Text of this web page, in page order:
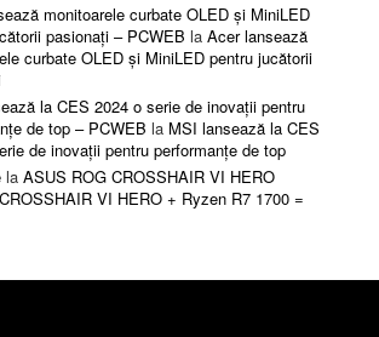
monitoarele curbate OLED și MiniLED
pasionați – PCWEB la Acer lansează
curbate OLED și MiniLED pentru jucătorii
la CES 2024 o serie de inovații pentru
de top – PCWEB la MSI lansează la CES
de inovații pentru performanțe de top
la ASUS ROG CROSSHAIR VI HERO
VI HERO + Ryzen R7 1700 =